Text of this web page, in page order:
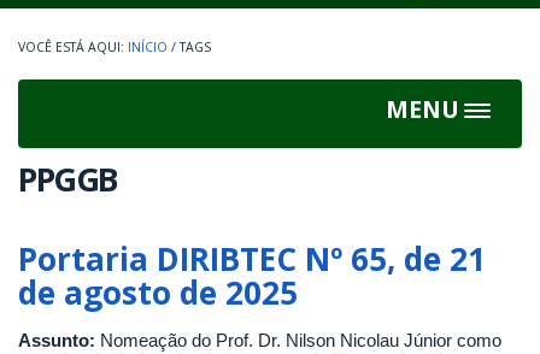
INÍCIO / TAGS
MENU
Toggle
PPGGB
Portaria DIRIBTEC Nº 65, de 21
de agosto de 2025
Assunto: Nomeação do Prof. Dr. Nilson Nicolau Júnior como